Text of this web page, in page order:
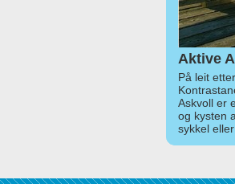
Aktive
På leit
Askvoll er
og kysten
sykkel